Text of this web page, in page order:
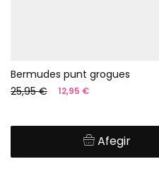
Bermudes punt grogues
25,95 €
12,95 €
Afegir